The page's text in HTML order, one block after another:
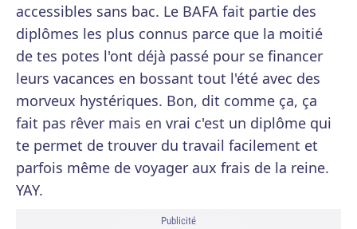
accessibles sans bac. Le BAFA fait partie des
diplômes les plus connus parce que la moitié
de tes potes l'ont déjà passé pour se financer
leurs vacances en bossant tout l'été avec des
morveux hystériques. Bon, dit comme ça, ça
fait pas rêver mais en vrai c'est un diplôme qui
te permet de trouver du travail facilement et
parfois même de voyager aux frais de la reine.
YAY.
Publicité